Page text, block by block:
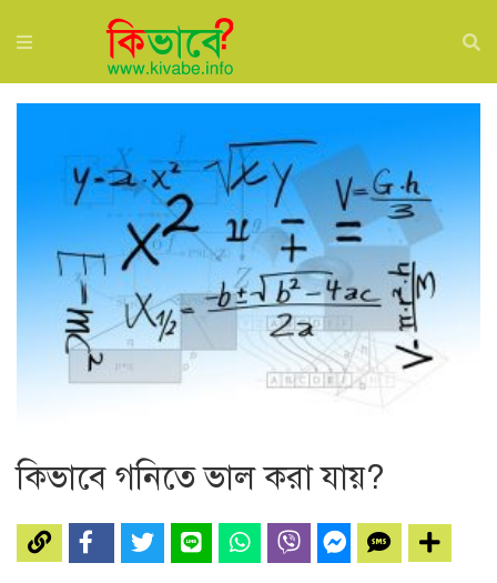
কিভাবে গনিতে ভাল করা যায়?